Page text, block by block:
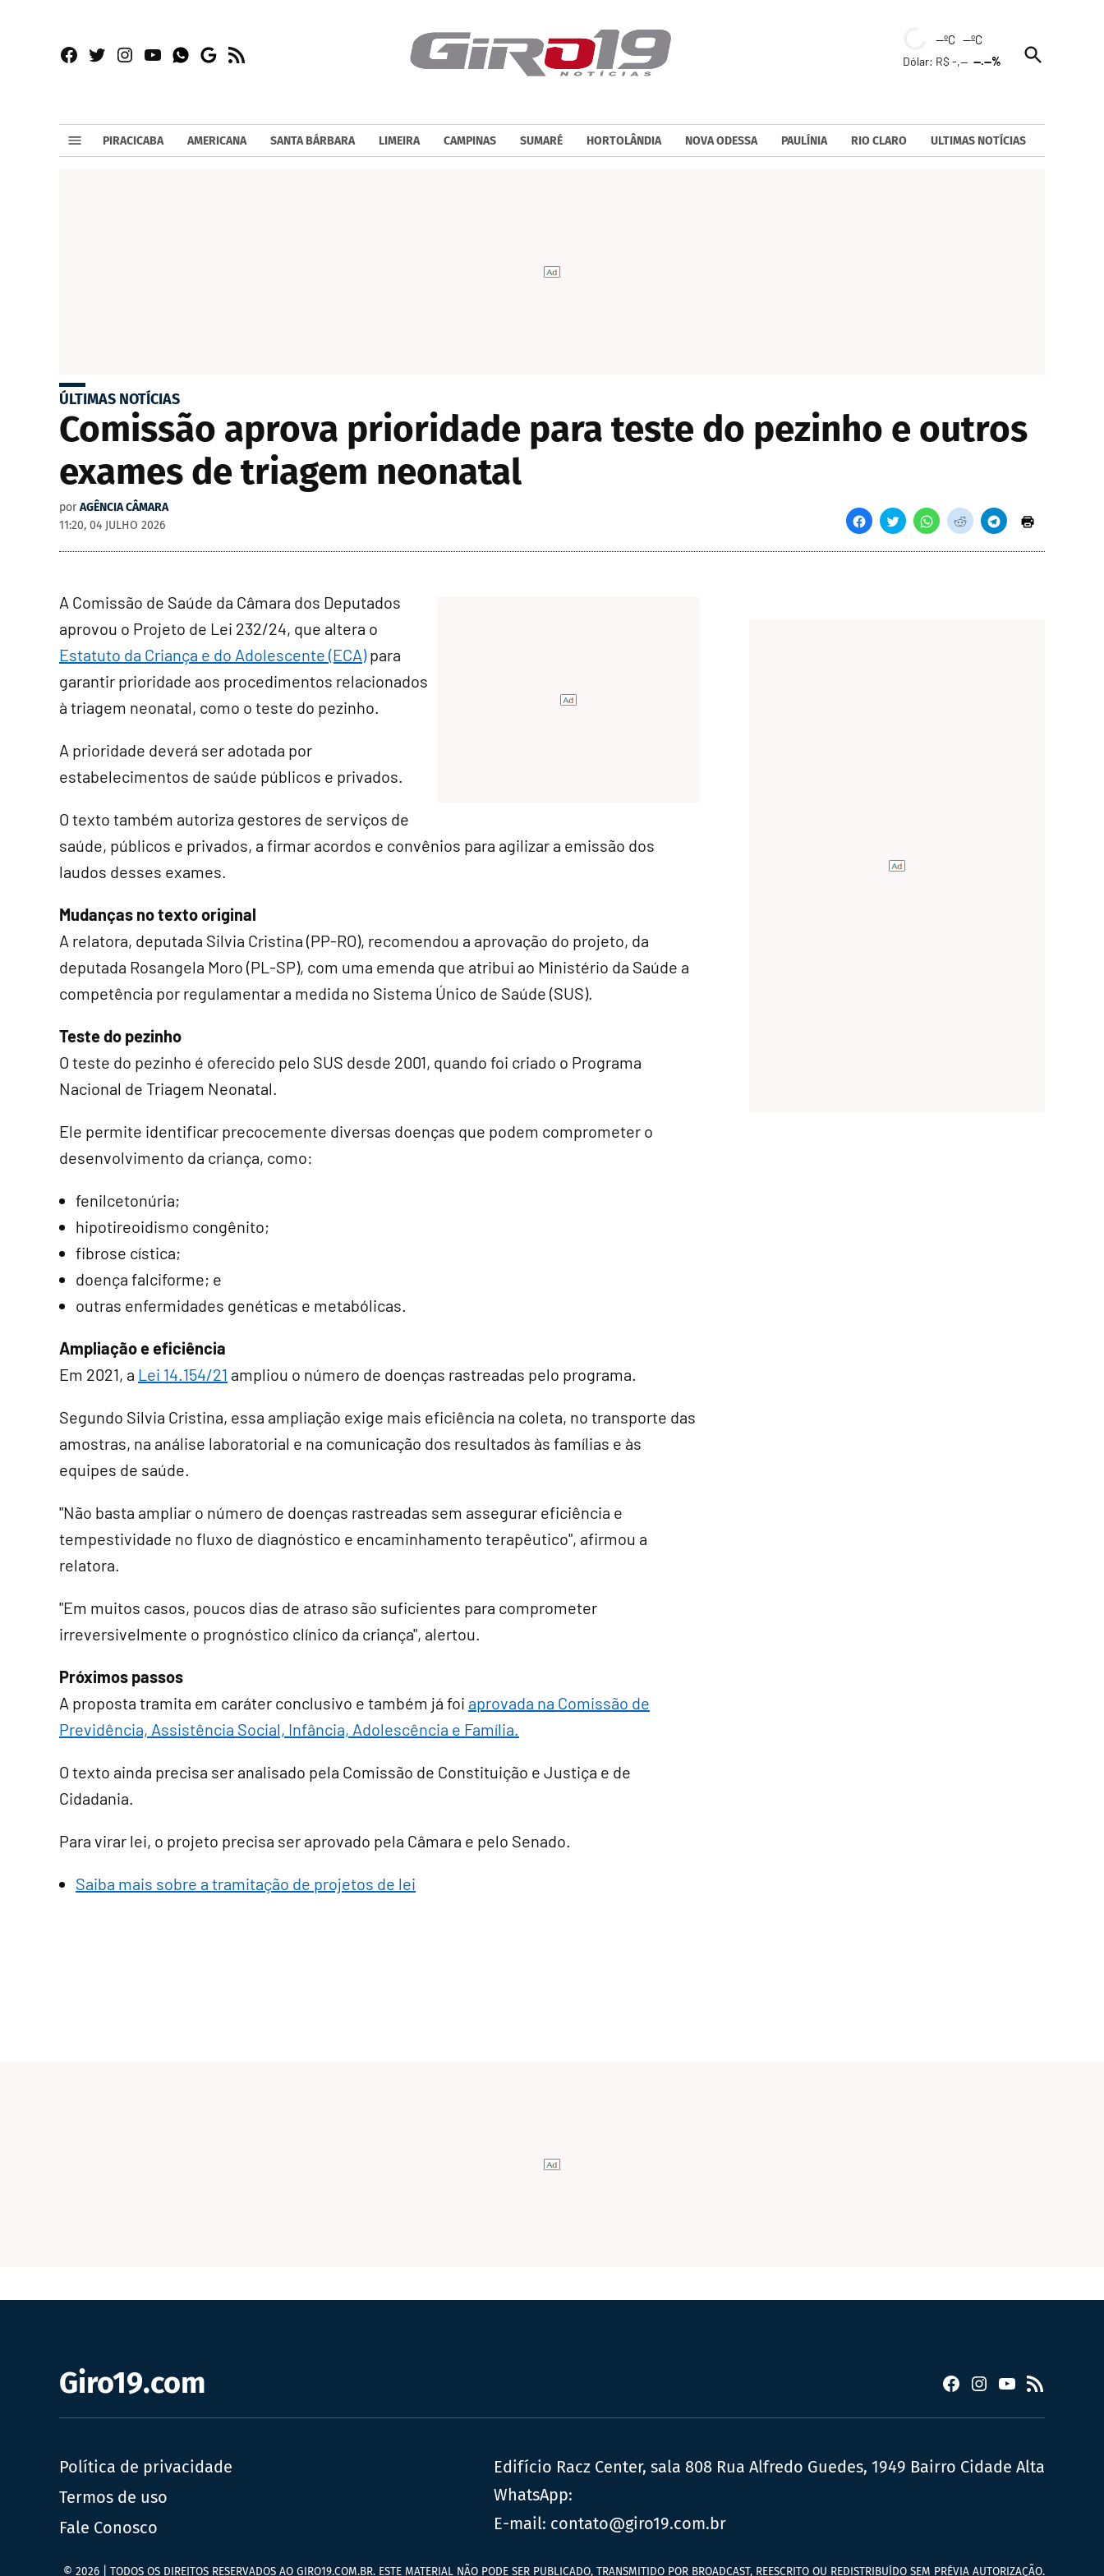
Facebook
TwitterInstagram
YouTubeWhatsapp
Google
RSS
--ºC --ºC
Dólar: R$ -,----.--%
Open
Search
PIRACICABA AMERICANA SANTA BÁRBARA LIMEIRA CAMPINAS SUMARÉ HORTOLÂNDIA NOVA ODESSA PAULÍNIA RIO CLARO ULTIMAS NOTÍCIAS
ÚLTIMAS NOTÍCIAS
Comissão aprova prioridade para teste do pezinho e outros
exames de triagem neonatal
por AGÊNCIA CÂMARA
11:20, 04 JULHO 2026
A Comissão de Saúde da Câmara dos Deputados
aprovou o Projeto de Lei 232/24, que altera o
Estatuto da Criança e do Adolescente (ECA)para
garantir prioridade aos procedimentos relacionados
à triagem neonatal, como o teste do pezinho.
A prioridade deverá ser adotada por
estabelecimentos de saúde públicos e privados.
O texto também autoriza gestores de serviços de
saúde, públicos e privados, a firmar acordos e convênios para agilizar a emissão dos
laudos desses exames.
Mudanças no texto original
A relatora, deputada Silvia Cristina (PP-RO), recomendou a aprovação do projeto, da
deputada Rosangela Moro (PL-SP), com uma emenda que atribui ao Ministério da Saúde a
competência por regulamentar a medida no Sistema Único de Saúde (SUS).
Teste do pezinho
O teste do pezinho é oferecido pelo SUS desde 2001, quando foi criado o Programa
Nacional de Triagem Neonatal.
Ele permite identificar precocemente diversas doenças que podem comprometer o
desenvolvimento da criança, como:
fenilcetonúria;
hipotireoidismo congênito;
fibrose cística;
doença falciforme; e
outras enfermidades genéticas e metabólicas.
Ampliação e eficiência
Em 2021, a Lei 14.154/21 ampliou o número de doenças rastreadas pelo programa.
Segundo Silvia Cristina, essa ampliação exige mais eficiência na coleta, no transporte das
amostras, na análise laboratorial e na comunicação dos resultados às famílias e às
equipes de saúde.
"Não basta ampliar o número de doenças rastreadas sem assegurar eficiência e
tempestividade no fluxo de diagnóstico e encaminhamento terapêutico", afirmou a
relatora.
"Em muitos casos, poucos dias de atraso são suficientes para comprometer
irreversivelmente o prognóstico clínico da criança", alertou.
Próximos passos
A proposta tramita em caráter conclusivo e também já foi aprovada na Comissão de
Previdência, Assistência Social, Infância, Adolescência e Família.
O texto ainda precisa ser analisado pela Comissão de Constituição e Justiça e de
Cidadania.
Para virar lei, o projeto precisa ser aprovado pela Câmara e pelo Senado.
Saiba mais sobre a tramitação de projetos de lei
Giro19.com Facebook
Instagram
YouTube
RSS
Política de privacidade
Termos de uso
Fale Conosco
Edifício Racz Center, sala 808 Rua Alfredo Guedes, 1949 Bairro Cidade Alta
WhatsApp:
E-mail: contato@giro19.com.br
© 2026 | TODOS OS DIREITOS RESERVADOS AO GIRO19.COM.BR. ESTE MATERIAL NÃO PODE SER PUBLICADO, TRANSMITIDO POR BROADCAST, REESCRITO OU REDISTRIBUÍDO SEM PRÉVIA AUTORIZAÇÃO.